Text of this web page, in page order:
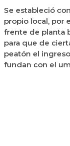
Se estableció
propio local, por
frente de planta
para que de
peatón el
fundan con el